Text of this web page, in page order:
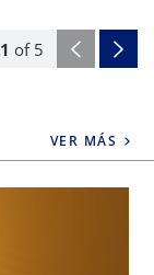
1 of 5
VER MÁS